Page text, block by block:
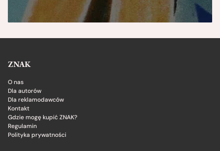
ZNAK
O nas
Dla autorów
Dla reklamodawców
Kontakt
Gdzie mogę kupić ZNAK?
Regulamin
Polityka prywatności